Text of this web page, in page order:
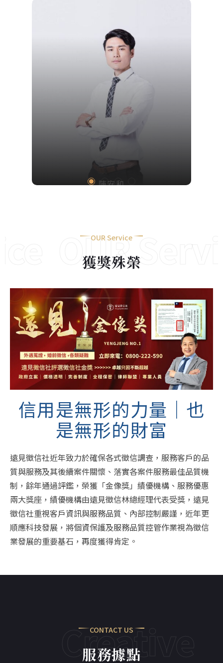
Team
陳安和
OUR
OUR Service
獲獎殊榮
信用是無形的力量｜也
是無形的財富
遠見徵信社近年致力於確保各式徵信調查，服務客戶的品
質與服務及其後續案件關懷、落實各案件服務最佳品質機
制，餘年通過評鑑，榮獲「金像獎」績優機構、服務優惠
兩大獎座，績優機構由遠見徵信林總經理代表受獎，遠見
徵信社重視客戶資訊與服務品質、內部控制嚴謹，近年更
順應科技發展，將個資保護及服務品質控管作業視為徵信
業發展的重要基石，再度獲得肯定。
Creative
CONTACT US
服務據點